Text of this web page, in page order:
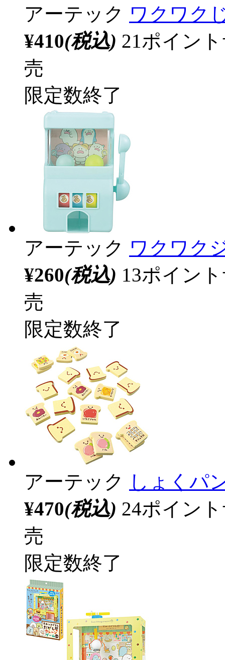
アーテック ワクワク
¥410(税込) 21ポイン
売
限定数終了
アーテック ワクワク
¥260(税込) 13ポイン
売
限定数終了
アーテック しょくパ
¥470(税込) 24ポイン
売
限定数終了